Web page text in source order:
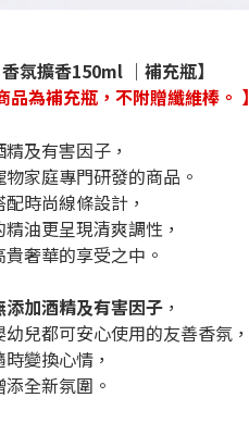
香氛擴香150ml ｜補充瓶】
品為補充瓶，不附贈纖維棒。 】
及有害因子，
家庭專門研發的商品。
時尚線條設計，
油更呈現清爽調性，
奢華的享受之中。
加酒精及有害因子 ，
兒都可安心使用的友善香氛，
變換心情，
全新氛圍。